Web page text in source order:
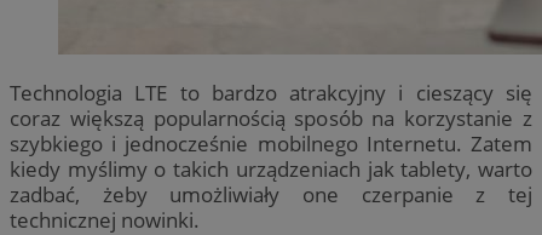
Technologia LTE to bardzo atrakcyjny i cieszący się
coraz większą popularnością sposób na korzystanie z
szybkiego i jednocześnie mobilnego Internetu. Zatem
kiedy myślimy o takich urządzeniach jak tablety, warto
zadbać, żeby umożliwiały one czerpanie z tej
technicznej nowinki.